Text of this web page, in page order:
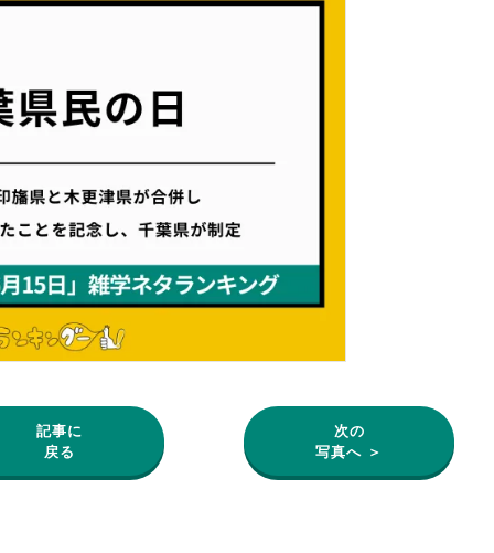
記事に
戻る
次の
写真へ ＞